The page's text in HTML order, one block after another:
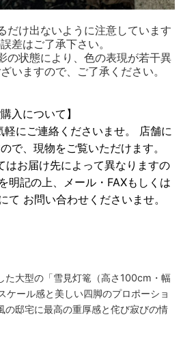
け出ないように注意しています
差はご了承下さい。
の状態により、色の表現が若干異
いますので、ご了承ください。
購入について】
軽にご連絡くださいませ。 店舗に
で、現物をご覧いただけます。
はお届け先によって異なりますの
明記の上、メール・FAXもしくは
お問い合わせくださいませ。
た大型の「雪見灯篭（高さ100cm・幅
ケール感と美しい四脚のプロポーショ
の邸宅に最高の重厚感と侘び寂びの情